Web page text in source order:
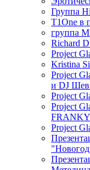
Группа
T1One в
группа
Richard
Project
Kristina Si
Project
и DJ
Project
Project
FRANKY
Project